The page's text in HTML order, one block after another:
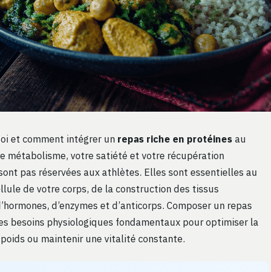
et comment intégrer un repas riche en protéines au
métabolisme, votre satiété et votre récupération
pas réservées aux athlètes. Elles sont essentielles au
de votre corps, de la construction des tissus
d’enzymes et d’anticorps. Composer un repas
besoins physiologiques fondamentaux pour optimiser la
ou maintenir une vitalité constante.